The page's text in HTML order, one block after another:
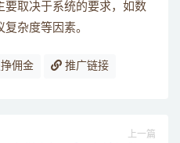
要取决于系统的要求，如数
杂度等因素。
佣金 推广链接
上一篇